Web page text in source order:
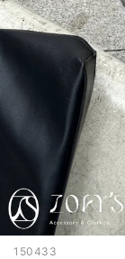
150433